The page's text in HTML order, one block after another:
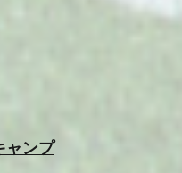
ャンプ